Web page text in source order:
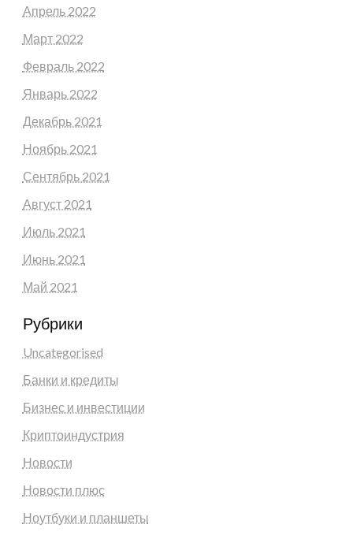
Апрель 2022
Март 2022
Февраль 2022
Январь 2022
Декабрь 2021
Ноябрь 2021
Сентябрь 2021
Август 2021
Июль 2021
Июнь 2021
Май 2021
Рубрики
Uncategorised
Банки и кредиты
Бизнес и инвестиции
Криптоиндустрия
Новости
Новости плюс
Ноутбуки и планшеты